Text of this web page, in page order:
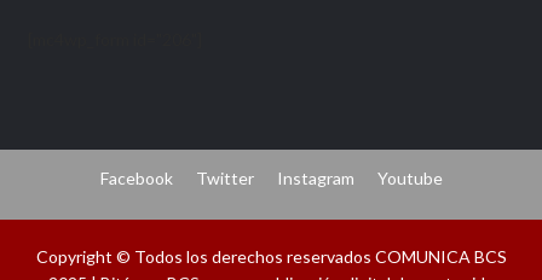
Facebook Twitter Instagram Youtube
Copyright © Todos los derechos reservados COMUNICA BCS